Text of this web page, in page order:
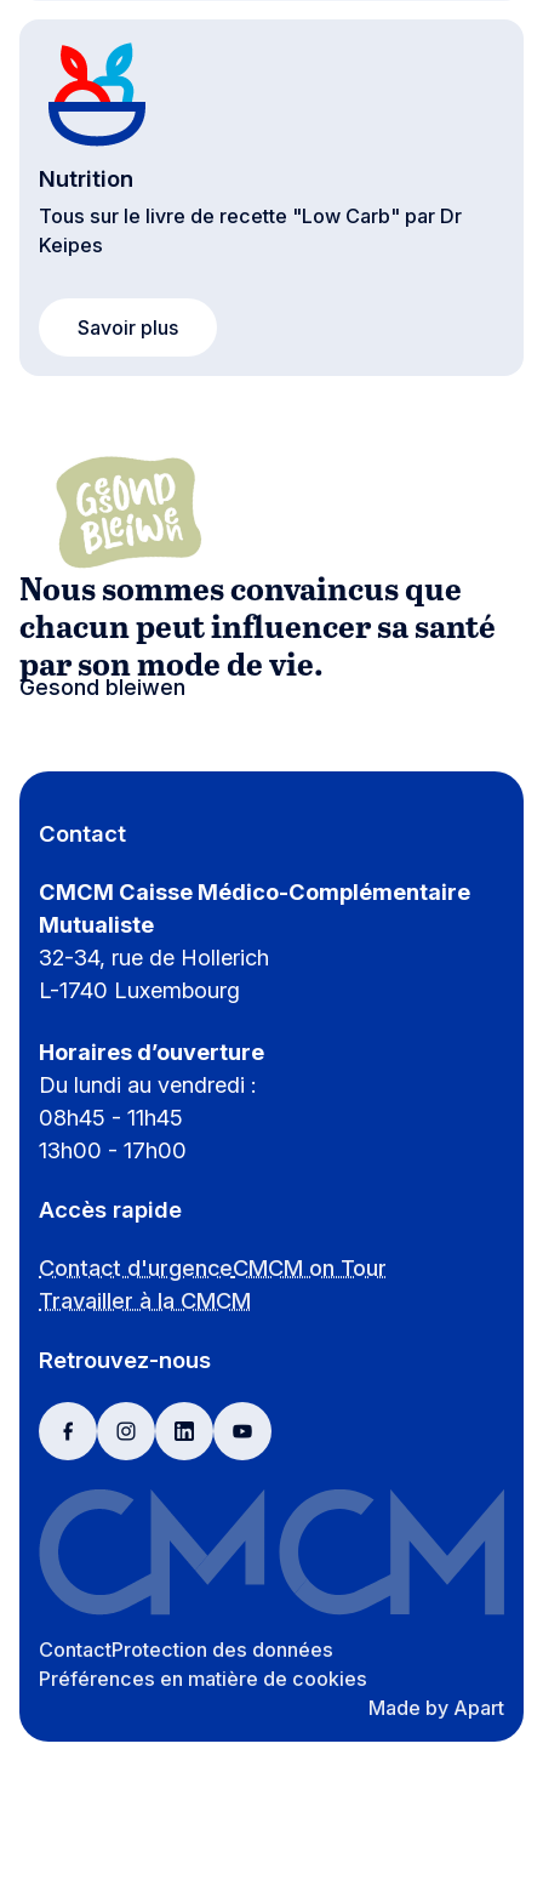
Nutrition
Tous sur le livre de recette "Low Carb" par Dr
Keipes
Savoir plus
Nous sommes convaincus que
chacun peut influencer sa santé
par son mode de vie.
Gesond bleiwen
Contact
CMCM Caisse Médico-Complémentaire
Mutualiste
32-34, rue de Hollerich
L-1740 Luxembourg
Horaires d’ouverture
Du lundi au vendredi :
08h45 - 11h45
13h00 - 17h00
Accès rapide
Contact d'urgenceCMCM on Tour
Travailler à la CMCM
Retrouvez-nous
facebookinstagramlinkedinyoutube
ContactProtection des données
Préférences en matière de cookies
Made by Apart